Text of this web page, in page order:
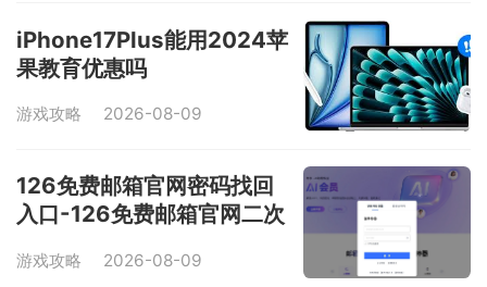
iPhone17Plus能用2024苹
果教育优惠吗
游戏攻略 2026-08-09
126免费邮箱官网密码找回
入口-126免费邮箱官网二次
游戏攻略 2026-08-09